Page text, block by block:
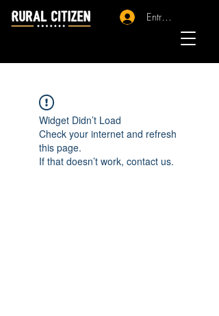
Entrar - Registro
Widget Didn’t Load
Check your internet and refresh
this page.
If that doesn’t work, contact us.